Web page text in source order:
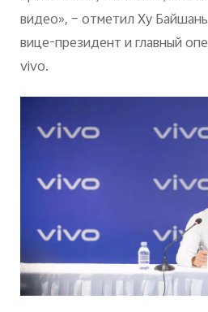
видео», – отметил Ху
вице-президент и главный
vivo.